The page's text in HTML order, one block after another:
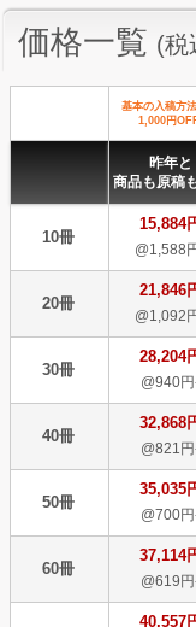
価格一覧 (税
基本の入稿方
1,000円
昨年と
商品も原稿
10冊
15,884
@1,588
20冊
21,846
@1,092
30冊
28,204
@940
40冊
32,868
@821
50冊
35,035
@700
60冊
37,114
@619
40,557